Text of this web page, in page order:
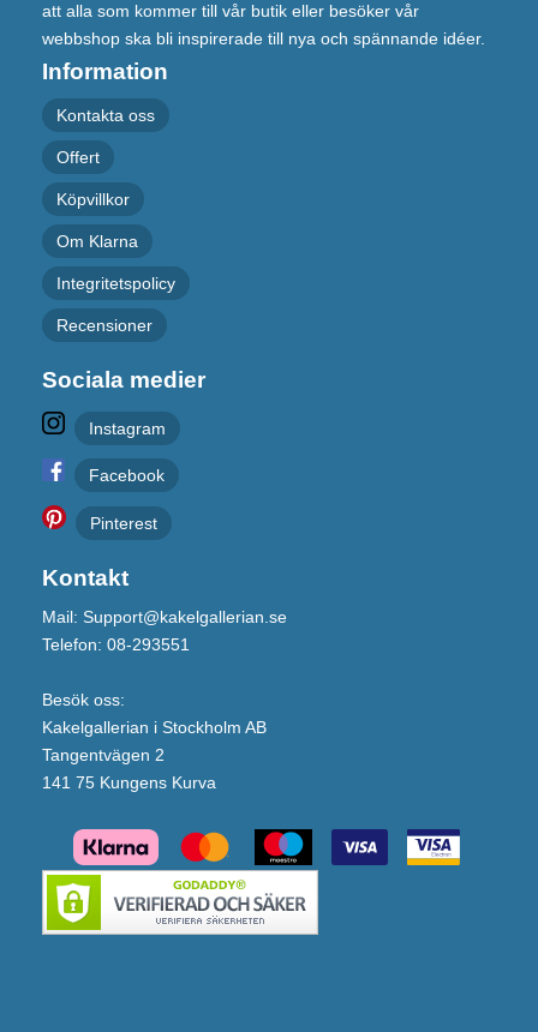
att alla som kommer till vår butik eller besöker vår
webbshop ska bli inspirerade till nya och spännande idéer.
Information
Kontakta oss
Offert
Köpvillkor
Om Klarna
Integritetspolicy
Recensioner
Sociala medier
Instagram
Facebook
Pinterest
Kontakt
Mail: Support@kakelgallerian.se
Telefon: 08-293551
Besök oss:
Kakelgallerian i Stockholm AB
Tangentvägen 2
141 75 Kungens Kurva